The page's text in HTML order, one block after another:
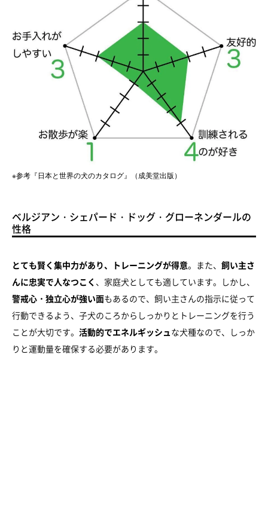
※参考『日本と世界の犬のカタログ』（成美堂出版）
ベルジアン・シェパード・ドッグ・グローネンダールの
性格
とても賢く集中力があり、トレーニングが得意。また、 飼い主さ
んに忠実で人なつこく 、家庭犬としても適しています。しかし、
警戒心・独立心が強い面もあるので、飼い主さんの指示に従って
行動できるよう、子犬のころからしっかりとトレーニングを行う
ことが大切です。 活動的でエネルギッシュな犬種なので、しっか
りと運動量を確保する必要があります。